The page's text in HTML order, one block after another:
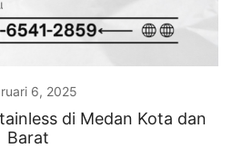
6, 2025
di Medan Kota dan
Barat